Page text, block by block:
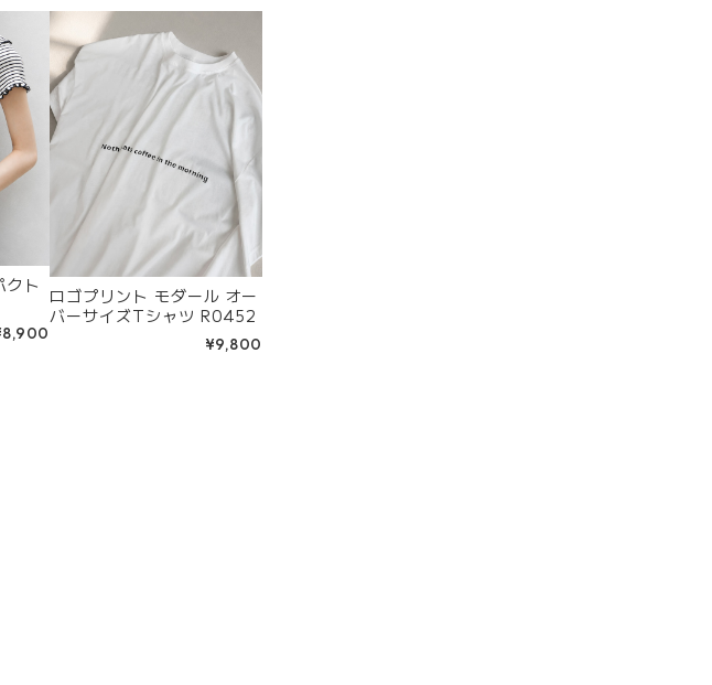
クト ロゴプリント モダール オー
バーサイズTシャツ R0452
¥9,800